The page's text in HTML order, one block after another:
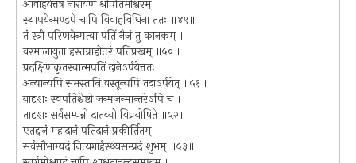
आवाहयेत्तत्र नारायणं श्रीपतिमीश्वरम् ।
स्थापयेन्मण्डपे चापि विवाहविधिना ततः ॥४९॥
तं स्त्री परिणयेन्मत्वा पतिं नैजं तु कानकम् ।
वरमालायुता हस्तग्राहोत्तरं पतिप्रखम् ॥५०॥
प्रदक्षिणकृतस्वात्मपतिं दानेऽर्पयेत्ततः ।
अन्यान्यपि समस्तानि वस्तून्यपि तदाऽर्पयेत् ॥५१॥
यादृशः स्वपतिश्चेष्टो जन्मजन्मान्तरेऽपि च ।
तादृशः सर्वसम्पन्नो दातव्यो विप्रयोषिते ॥५२॥
एतद्दानं महादानं पतिदानं प्रकीर्तितम् ।
सर्वसौभाग्यदं नित्यगार्हस्थ्यसम्प्रदं शुभम् ॥५३॥